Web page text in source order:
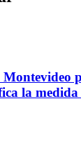
Montevideo
la medida